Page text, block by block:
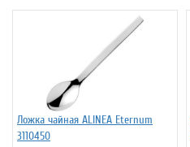
Ложка чайная ALINEA Eternum
3110450